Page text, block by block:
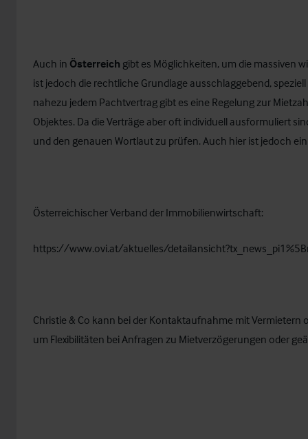
Auch in Österreich gibt es Möglichkeiten, um die massiven
ist jedoch die rechtliche Grundlage ausschlaggebend,
nahezu jedem Pachtvertrag gibt es eine Regelung zur
Objektes. Da die Verträge aber oft individuell ausformuliert
und den genauen Wortlaut zu prüfen. Auch hier ist jedoch
Österreichischer Verband der Immobilienwirtschaft:
https://www.ovi.at/aktuelles/
Christie & Co kann bei der Kontaktaufnahme mit
um Flexibilitäten bei Anfragen zu Mietverzögerungen oder